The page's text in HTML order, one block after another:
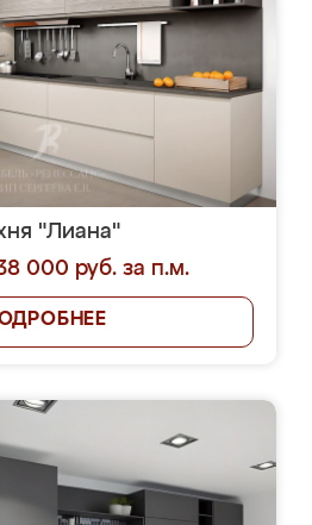
"Лиана"
000 руб. за п.м.